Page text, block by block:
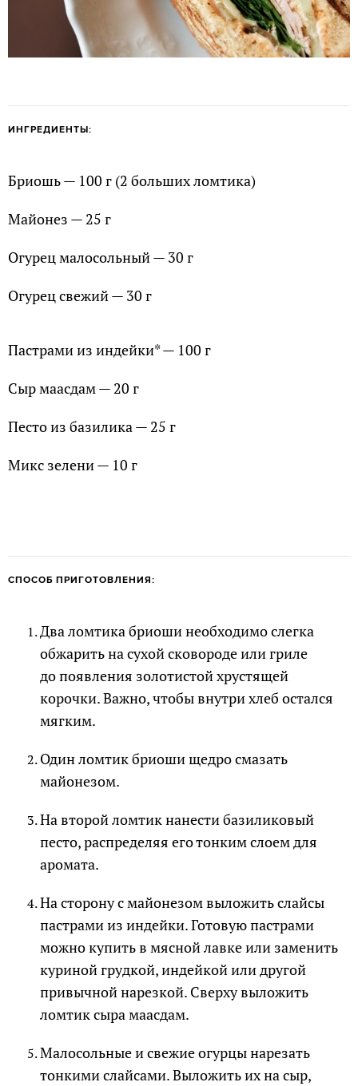
ИНГРЕДИЕНТЫ:
Бриошь — 100 г (2 больших ломтика)
Майонез — 25 г
Огурец малосольный — 30 г
Огурец свежий — 30 г
Пастрами из индейки* — 100 г
Сыр маасдам — 20 г
Песто из базилика — 25 г
Микс зелени — 10 г
СПОСОБ ПРИГОТОВЛЕНИЯ:
Два ломтика бриоши необходимо слегка
обжарить на сухой сковороде или гриле
до появления золотистой хрустящей
корочки. Важно, чтобы внутри хлеб остался
мягким.
Один ломтик бриоши щедро смазать
майонезом.
На второй ломтик нанести базиликовый
песто, распределяя его тонким слоем для
аромата.
На сторону с майонезом выложить слайсы
пастрами из индейки. Готовую пастрами
можно купить в мясной лавке или заменить
куриной грудкой, индейкой или другой
привычной нарезкой. Сверху выложить
ломтик сыра маасдам.
Малосольные и свежие огурцы нарезать
тонкими слайсами. Выложить их на сыр,